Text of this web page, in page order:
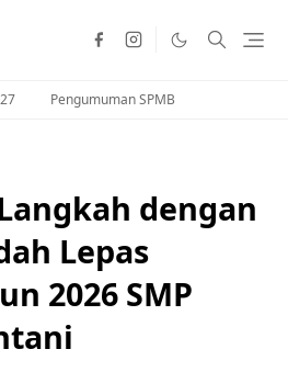
Pengumuman SPMB
dengan
Lepas
2026 SMP